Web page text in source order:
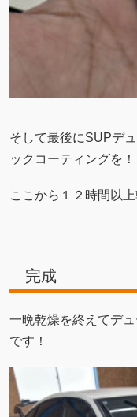
そして最後にSUPデ
ックコーティングを！
ここから１２時間以
完成
一晩乾燥を終えてデ
です！